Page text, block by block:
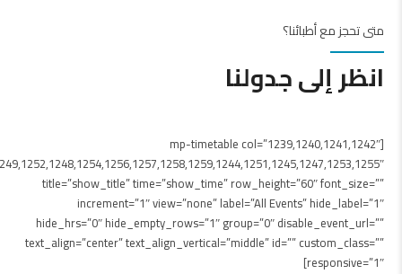
متى تحجز مع أطبائنا؟
انظر إلى جدولنا
[mp-timetable col=”1239,1240,1241,1242″
title=”show_title” time=”show_time” row_height=”60″ font_size=””
increment=”1″ view=”none” label=”All Events” hide_label=”1″
hide_hrs=”0″ hide_empty_rows=”1″ group=”0″ disable_event_url=””
text_align=”center” text_align_vertical=”middle” id=”” custom_class=””
responsive=”1″]